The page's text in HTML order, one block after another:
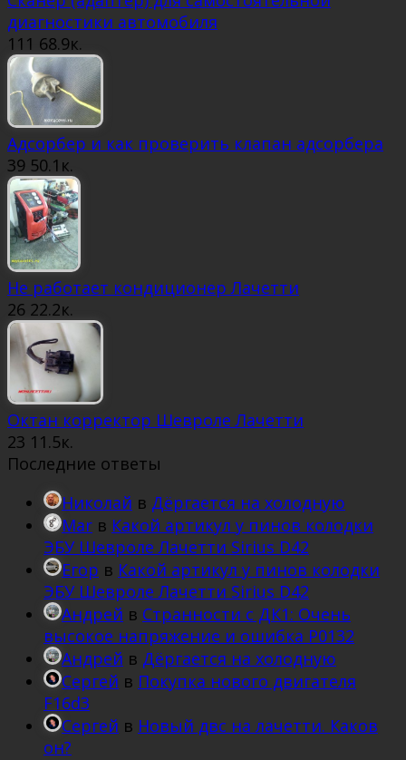
диагностики автомобиля
111 68.9к.
Адсорбер и как проверить клапан адсорбера
39 50.1к.
Не работает кондиционер Лачетти
26 22.2к.
Октан корректор Шевроле Лачетти
23 11.5к.
Последние ответы
Николай в Дёргается на холодную
Mar в Какой артикул у пинов колодки
ЭБУ Шевроле Лачетти Sirius D42
Егор в Какой артикул у пинов колодки
ЭБУ Шевроле Лачетти Sirius D42
Андрей в Странности с ДК1: Очень
высокое напряжение и ошибка Р0132
Андрей в Дёргается на холодную
Сергей в Покупка нового двигателя
F16d3
Сергей в Новый двс на лачетти. Каков
он?